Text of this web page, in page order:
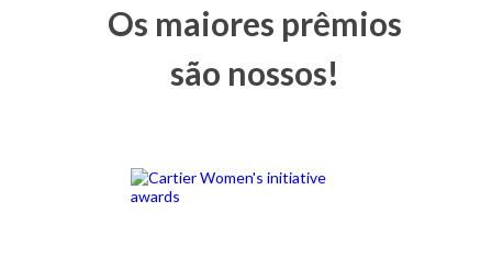
Os maiores prêmios
são nossos!